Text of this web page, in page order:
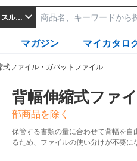
スルビジネスモール
マガジン マイカタロ
式ファイル・ガバットファイル
背幅伸縮式ファ
部商品を除く
保管する書類の量に合わせて背幅を
るため、ファイルの使い分けが不要に